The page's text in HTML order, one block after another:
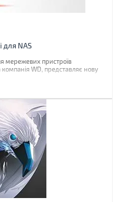
для NAS
мережевих пристроїв
WD, представляє нову